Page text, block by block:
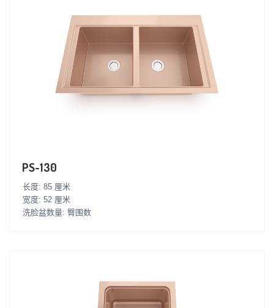
PS-130
长度: 85 厘米
宽度: 52 厘米
洗脸盆数量: 臀围数